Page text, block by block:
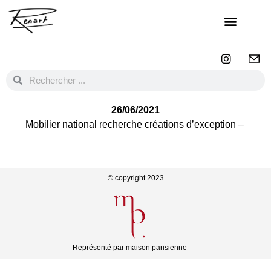
26/06/2021
Mobilier national recherche créations d’exception –
© copyright 2023
Représenté par maison parisienne